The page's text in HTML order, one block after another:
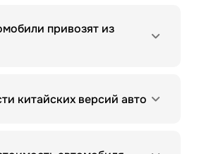
привозят из
китайских версий авто